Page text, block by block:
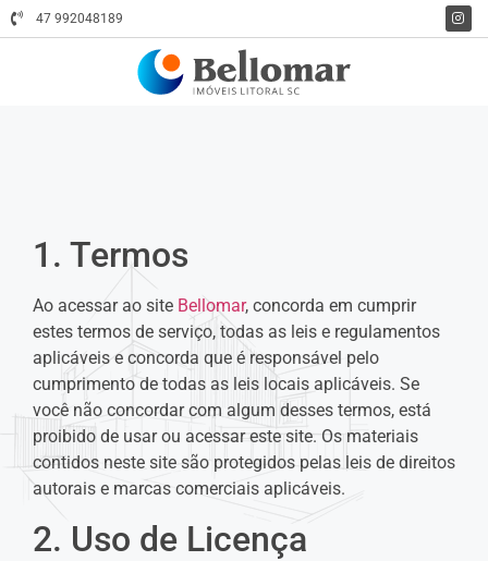
47 992048189
1. Termos
Ao acessar ao site Bellomar, concorda em cumprir
estes termos de serviço, todas as leis e regulamentos
aplicáveis ​​e concorda que é responsável pelo
cumprimento de todas as leis locais aplicáveis. Se
você não concordar com algum desses termos, está
proibido de usar ou acessar este site. Os materiais
contidos neste site são protegidos pelas leis de direitos
autorais e marcas comerciais aplicáveis.
2. Uso de Licença